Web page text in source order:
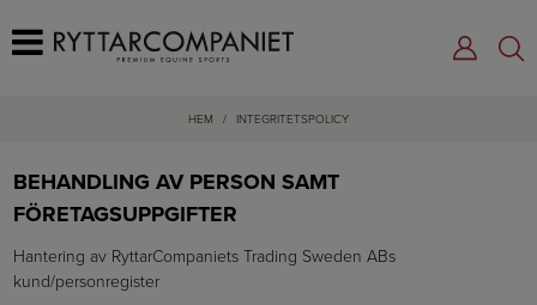
HEM / INTEGRITETSPOLICY
BEHANDLING AV PERSON SAMT
FÖRETAGSUPPGIFTER
Hantering av RyttarCompaniets Trading Sweden ABs
kund/personregister